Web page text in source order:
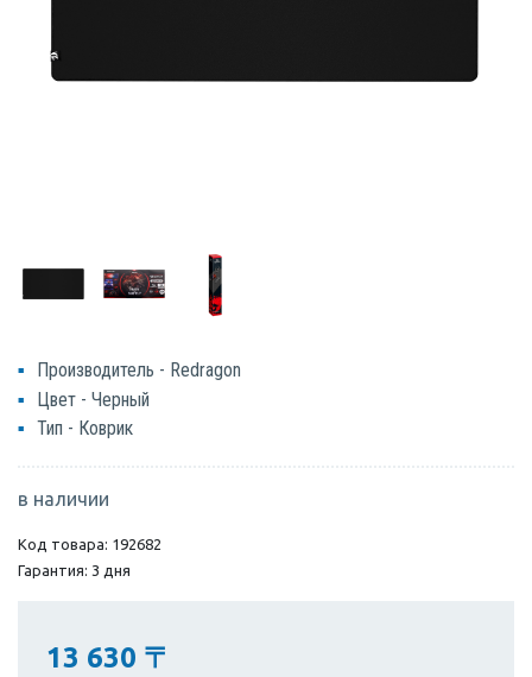
Производитель - Redragon
Цвет - Черный
Тип - Коврик
в наличии
Код товара: 192682
Гарантия: 3 дня
13 630 〒